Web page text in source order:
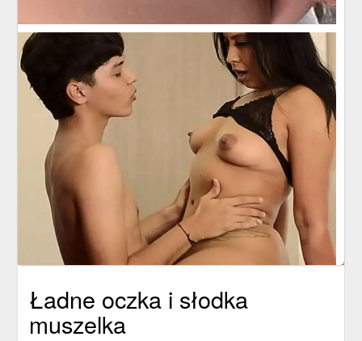
Ładne oczka i słodka
muszelka